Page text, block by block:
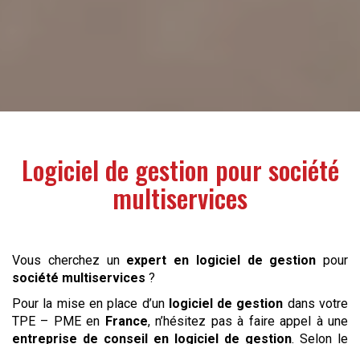
Logiciel de gestion poursociété
multiservices
Vous cherchez unexpert en logiciel de gestion pour
société multiservices ?
Pour la mise en place d’un logiciel de gestion dans votre
TPE – PME en France, n’hésitez pas à faire appel à une
entreprise de conseil en logiciel de gestion. Selon le